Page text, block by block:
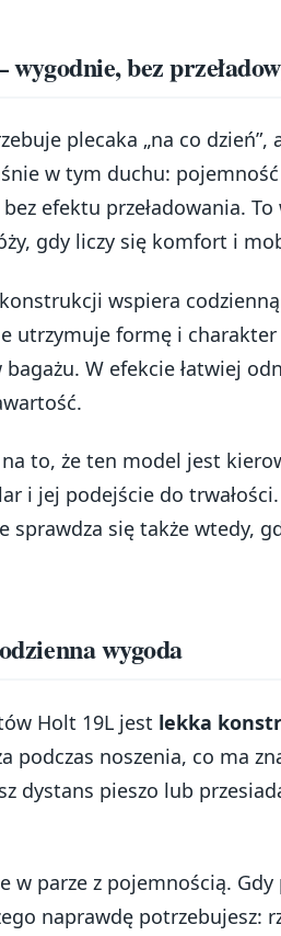
bez
plecaka „na co
w tym duchu:
efektu przeładowania.
gdy liczy się komfort i
wspiera
utrzymuje formę i
W efekcie łatwiej
to, że ten model jest
i jej podejście do
sprawdza się także wtedy,
wygoda
Holt 19L jest lekka
podczas noszenia, co ma
dystans pieszo lub
w parze z pojemnością.
naprawdę potrzebujesz: